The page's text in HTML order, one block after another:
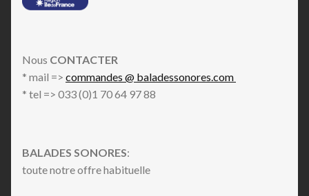
Nous CONTACTER
* mail => commandes @ baladessonores.com
* tel => 033 (0)1 70 64 97 88
BALADES SONORES:
toute notre offre habituelle